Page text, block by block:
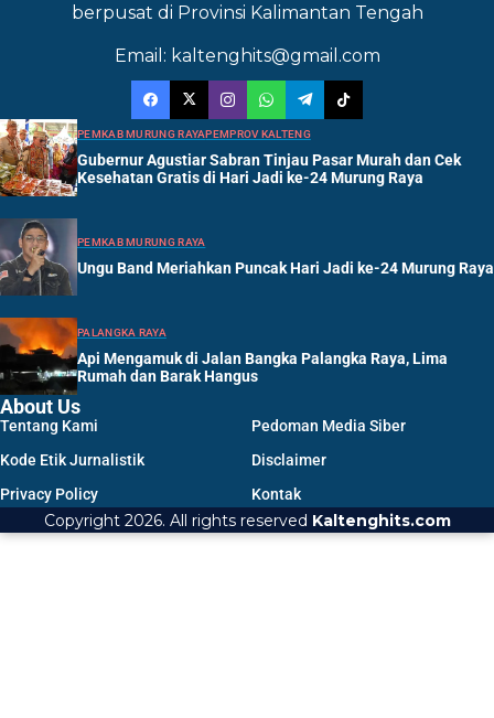
berpusat di Provinsi Kalimantan Tengah
Email: kaltenghits@gmail.com
PEMKAB MURUNG RAYAPEMPROV KALTENG
Gubernur Agustiar Sabran Tinjau Pasar Murah dan Cek
Kesehatan Gratis di Hari Jadi ke-24 Murung Raya
PEMKAB MURUNG RAYA
Ungu Band Meriahkan Puncak Hari Jadi ke-24 Murung Raya
PALANGKA RAYA
Api Mengamuk di Jalan Bangka Palangka Raya, Lima
Rumah dan Barak Hangus
About Us
Tentang Kami
Pedoman Media Siber
Kode Etik Jurnalistik
Disclaimer
Privacy Policy
Kontak
Copyright 2026. All rights reserved Kaltenghits.com